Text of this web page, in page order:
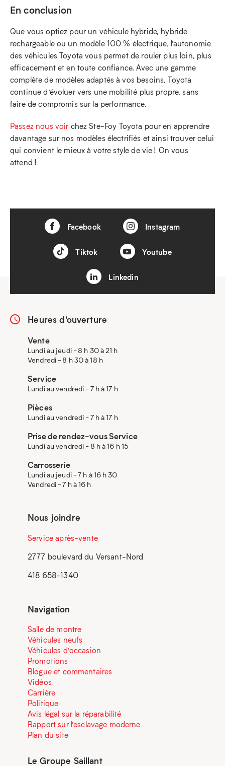
En conclusion
Que vous optiez pour un véhicule hybride, hybride
rechargeable ou un modèle 100 % électrique, l’autonomie
des véhicules Toyota vous permet de rouler plus loin, plus
efficacement et en toute confiance. Avec une gamme
complète de modèles adaptés à vos besoins, Toyota
continue d’évoluer vers une mobilité plus propre, sans
faire de compromis sur la performance.
Passez nous voir chez Ste-Foy Toyota pour en apprendre
davantage sur nos modèles électrifiés et ainsi trouver celui
qui convient le mieux à votre style de vie ! On vous
attend !
Facebook Instagram
Tiktok Youtube
Linkedin
Heures d'ouverture
Vente
Lundi au jeudi - 8 h 30 à 21 h
Vendredi - 8 h 30 à 18 h
Service
Lundi au vendredi - 7 h à 17 h
Pièces
Lundi au vendredi - 7 h à 17 h
Prise de rendez-vous Service
Lundi au vendredi - 8 h à 16 h 15
Carrosserie
Lundi au jeudi - 7 h à 16 h 30
Vendredi - 7 h à 16 h
Nous joindre
Service après-vente
2777 boulevard du Versant-Nord
418 658-1340
Navigation
Salle de montre
Véhicules neufs
Véhicules d’occasion
Promotions
Blogue et commentaires
Vidéos
Carrière
Politique
Avis légal sur la réparabilité
Rapport sur l’esclavage moderne
Plan du site
Le Groupe Saillant